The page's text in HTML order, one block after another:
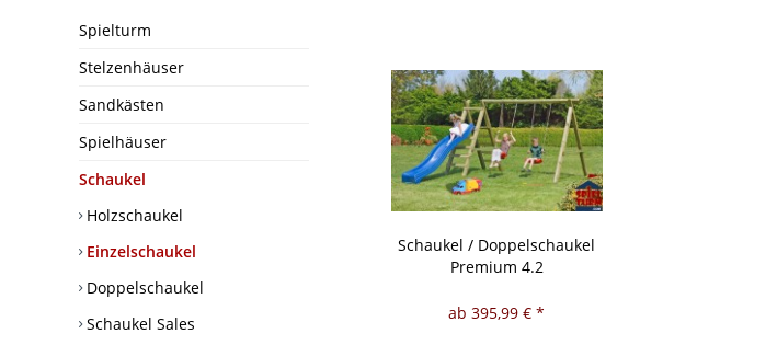
Spielturm
Stelzenhäuser
Sandkästen
Spielhäuser
Schaukel
Holzschaukel
Einzelschaukel
Doppelschaukel
Schaukel Sales
Schaukel / Doppelschaukel
Premium 4.2
ab 395,99 € *